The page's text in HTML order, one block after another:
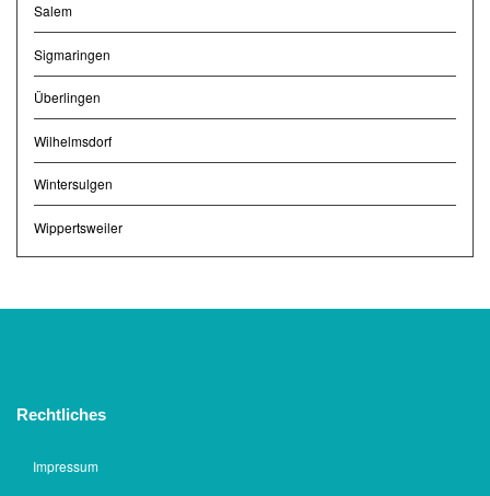
Salem
Sigmaringen
Überlingen
Wilhelmsdorf
Wintersulgen
Wippertsweiler
Rechtliches
Impressum